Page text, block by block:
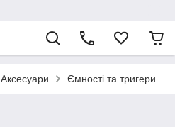
Аксесуари Ємності та тригери